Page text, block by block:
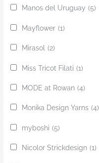
Manos del Uruguay (5)
Mayflower (1)
Mirasol (2)
Miss Tricot Filati (1)
MODE at Rowan (4)
Monika Design Yarns (4)
myboshi (5)
Nicolor Strickdesign (1)